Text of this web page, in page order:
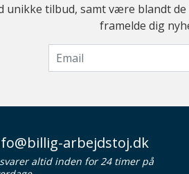
unikke tilbud, samt være blandt
framelde dig
arbejdstoj.dk
altid inden for 24 timer på